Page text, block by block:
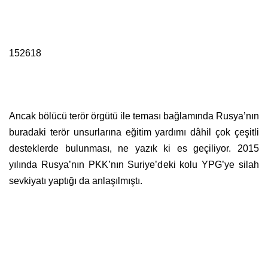
152618
Ancak bölücü terör örgütü ile teması bağlamında Rusya’nın
buradaki terör unsurlarına eğitim yardımı dâhil çok çeşitli
desteklerde bulunması, ne yazık ki es geçiliyor. 2015
yılında Rusya’nın PKK’nın Suriye’deki kolu YPG’ye silah
sevkiyatı yaptığı da anlaşılmıştı.